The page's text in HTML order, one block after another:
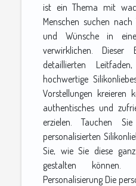
ist ein Thema mit
Menschen suchen nach
und Wünsche in
verwirklichen. Dieser
detaillierten
hochwertige
Vorstellungen kreieren
authentisches und
erzielen. Tauchen
personalisierten
Sie, wie Sie diese
gestalten
Personalisierung Die